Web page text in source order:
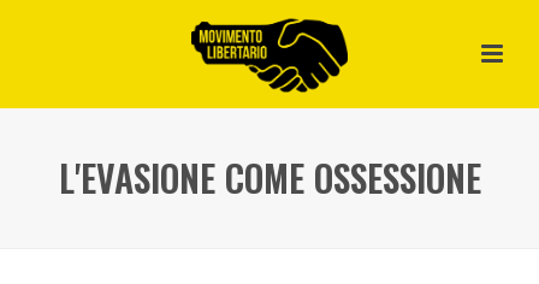
L'EVASIONE COME OSSESSIONE